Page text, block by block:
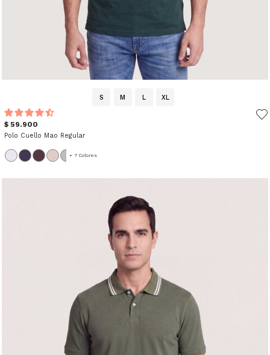
S M L XL
$ 59.900
Polo Cuello Mao Regular
+ 7 Colores